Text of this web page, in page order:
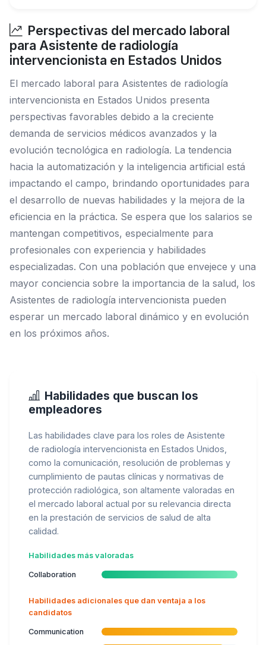
Perspectivas del mercado laboral
para Asistente de radiología
intervencionista en Estados Unidos
El mercado laboral para Asistentes de radiología
intervencionista en Estados Unidos presenta
perspectivas favorables debido a la creciente
demanda de servicios médicos avanzados y la
evolución tecnológica en radiología. La tendencia
hacia la automatización y la inteligencia artificial está
impactando el campo, brindando oportunidades para
el desarrollo de nuevas habilidades y la mejora de la
eficiencia en la práctica. Se espera que los salarios se
mantengan competitivos, especialmente para
profesionales con experiencia y habilidades
especializadas. Con una población que envejece y una
mayor conciencia sobre la importancia de la salud, los
Asistentes de radiología intervencionista pueden
esperar un mercado laboral dinámico y en evolución
en los próximos años.
Habilidades que buscan los
empleadores
Las habilidades clave para los roles de Asistente
de radiología intervencionista en Estados Unidos,
como la comunicación, resolución de problemas y
cumplimiento de pautas clínicas y normativas de
protección radiológica, son altamente valoradas en
el mercado laboral actual por su relevancia directa
en la prestación de servicios de salud de alta
calidad.
Habilidades más valoradas
Collaboration
Habilidades adicionales que dan ventaja a los
candidatos
Communication